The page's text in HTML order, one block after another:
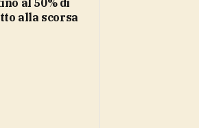
alla scorsa